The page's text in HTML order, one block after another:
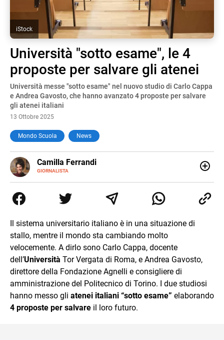
iStock
Università "sotto esame", le 4
proposte per salvare gli atenei
Università messe "sotto esame" nel nuovo studio di Carlo Cappa
e Andrea Gavosto, che hanno avanzato 4 proposte per salvare
gli atenei italiani
13 Ottobre 2025
Mondo Scuola News
Camilla Ferrandi
GIORNALISTA
E-
MAIL
LINKEDIN
di trasformare la passione per la scrittura in un lavoro, e
da lì non mi sono più fermata. L’attualità è il mio pane
mente.
Il sistema universitario italiano è in una situazione di
stallo, mentre il mondo sta cambiando molto
velocemente. A dirlo sono Carlo Cappa, docente
dell’Università Tor Vergata di Roma, e Andrea Gavosto,
direttore della Fondazione Agnelli e consigliere di
amministrazione del Politecnico di Torino. I due studiosi
hanno messo gli atenei italiani “sotto esame” elaborando
4 proposte per salvare il loro futuro.